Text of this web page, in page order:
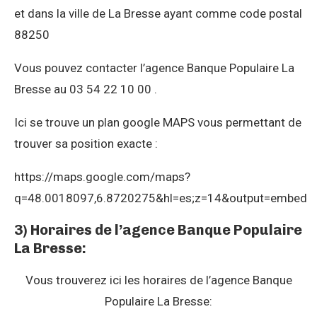
et dans la ville de La Bresse ayant comme code postal
88250
Vous pouvez contacter l’agence Banque Populaire La
Bresse au 03 54 22 10 00 .
Ici se trouve un plan google MAPS vous permettant de
trouver sa position exacte :
https://maps.google.com/maps?
q=48.0018097,6.8720275&hl=es;z=14&output=embed
3) Horaires de l’agence Banque Populaire
La Bresse:
Vous trouverez ici les horaires de l’agence Banque
Populaire La Bresse: